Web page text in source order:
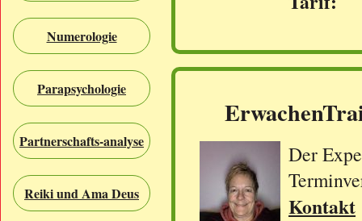
Numerologie
Parapsychologie
Partnerschafts-analyse
Reiki und Ama Deus
Der
Kontakt